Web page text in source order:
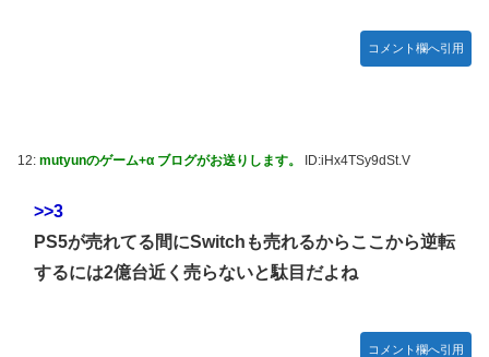
コメント欄へ引用
12: mutyunのゲーム+α ブログがお送りします。 ID:iHx4TSy9dSt.V
>>3
PS5が売れてる間にSwitchも売れるからここから逆転
するには2億台近く売らないと駄目だよね
コメント欄へ引用